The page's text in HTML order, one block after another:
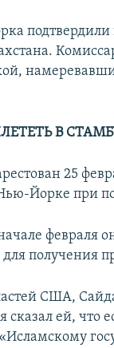
В
25
Йорке при
февраля
получения
США,
сказал ей, что